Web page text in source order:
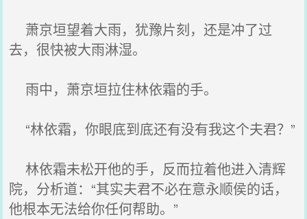
萧京垣望着大雨，犹豫片刻，还是冲了过
去，很快被大雨淋湿。
雨中，萧京垣拉住林依霜的手。
“林依霜，你眼底到底还有没有我这个夫君？”
林依霜未松开他的手，反而拉着他进入清辉
院，分析道：“其实夫君不必在意永顺侯的话，
他根本无法给你任何帮助。”